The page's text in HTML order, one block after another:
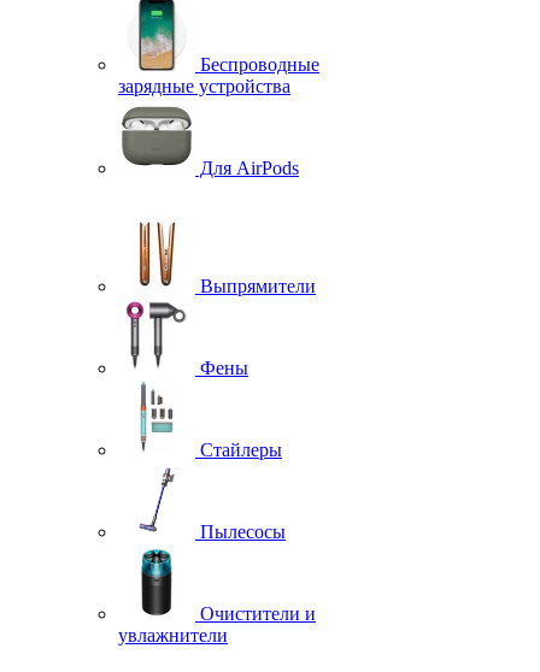
Беспроводные
зарядные устройства
Для AirPods
Выпрямители
Фены
Стайлеры
Пылесосы
Очистители и
увлажнители